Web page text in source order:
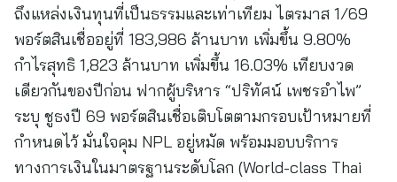
ถึงแหล่งเงินทุนที่เป็นธรรมและเท่าเทียม ไตรมาส 1/69
พอร์ตสินเชื่ออยู่ที่ 183,986 ล้านบาท เพิ่มขึ้น 9.80%
กำไรสุทธิ 1,823 ล้านบาท เพิ่มขึ้น 16.03% เทียบงวด
เดียวกันของปีก่อน ฟากผู้บริหาร “ปริทัศน์ เพชรอำไพ”
ระบุ ชูธงปี 69 พอร์ตสินเชื่อเติบโตตามกรอบเป้าหมายที่
กำหนดไว้ มั่นใจคุม NPL อยู่หมัด พร้อมมอบบริการ
ทางการเงินในมาตรฐานระดับโลก (World-class Thai